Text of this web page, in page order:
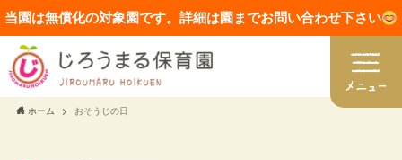
当園は無償化の対象園です。詳細は園までお問い合わせ下さい
ホーム おそうじの日